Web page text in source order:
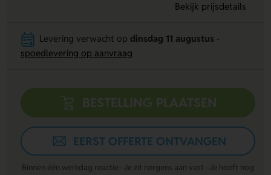
Bekijk prijsdetails
Levering verwacht op dinsdag 11 augustus
spoedlevering op aanvraag
BESTELLING PLAATSEN
EERST OFFERTE ONTVANGEN
Binnen één werkdag reactie · Je zit nergens aan vast · Je hoeft nog